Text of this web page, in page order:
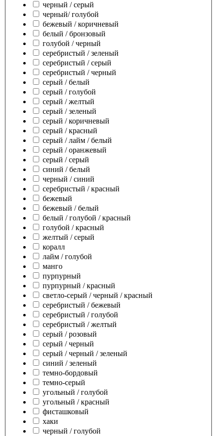
черный / серый
черный/ голубой
бежевый / коричневый
белый / бронзовый
голубой / черный
серебристый / зеленый
серебристый / серый
серебристый / черный
серый / белый
серый / голубой
серый / желтый
серый / зеленый
серый / коричневый
серый / красный
серый / лайм / белый
серый / оранжевый
серый / серый
синий / белый
черный / синий
серебристый / красный
бежевый
бежевый / белый
белый / голубой / красный
голубой / красный
желтый / серый
коралл
лайм / голубой
манго
пурпурный
пурпурный / красный
светло-серый / черный / красный
серебристый / бежевый
серебристый / голубой
серебристый / желтый
серый / розовый
серый / черный
серый / черный / зеленый
синий / зеленый
темно-бордовый
темно-серый
угольный / голубой
угольный / красный
фисташковый
хаки
черный / голубой